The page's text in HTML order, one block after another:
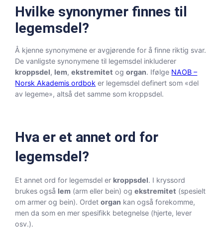
Hvilke synonymer finnes til
legemsdel?
Å kjenne synonymene er avgjørende for å finne riktig svar.
De vanligste synonymene til legemsdel inkluderer
kroppsdel, lem,ekstremitet ogorgan. Ifølge NAOB –
Norsk Akademis ordbok er legemsdel definert som «del
av legeme», altså det samme som kroppsdel.
Hva er et annet ord for
legemsdel?
Et annet ord for legemsdel er kroppsdel. I kryssord
brukes også lem (arm eller bein) ogekstremitet (spesielt
om armer og bein). Ordetorgan kan også forekomme,
men da som en mer spesifikk betegnelse (hjerte, lever
osv.).